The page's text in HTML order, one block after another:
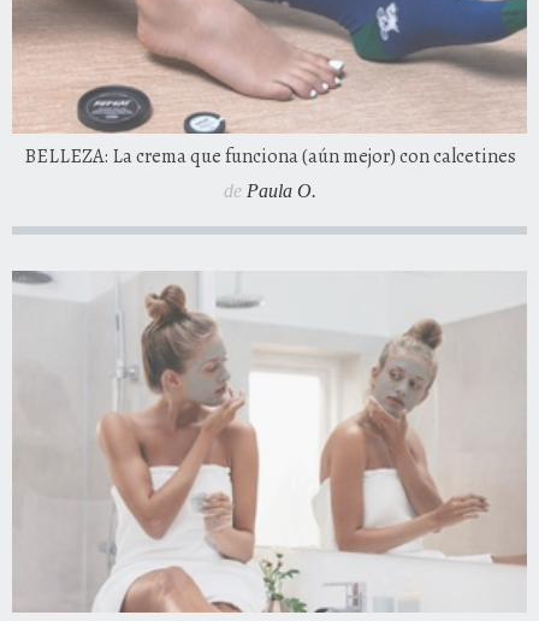
BELLEZA: La crema que funciona (aún mejor) con calcetines
de Paula O.